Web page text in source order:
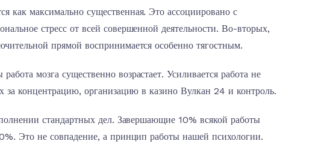
как максимально существенная. Это ассоциировано с
стресс от всей совершенной деятельности. Во-вторых,
прямой воспринимается особенно тягостным.
мозга существенно возрастает. Усиливается работа не
за концентрацию, организацию в казино Вулкан 24 и контроль.
стандартных дел. Завершающие 10% всякой работы
Это не совпадение, а принцип работы нашей психологии.